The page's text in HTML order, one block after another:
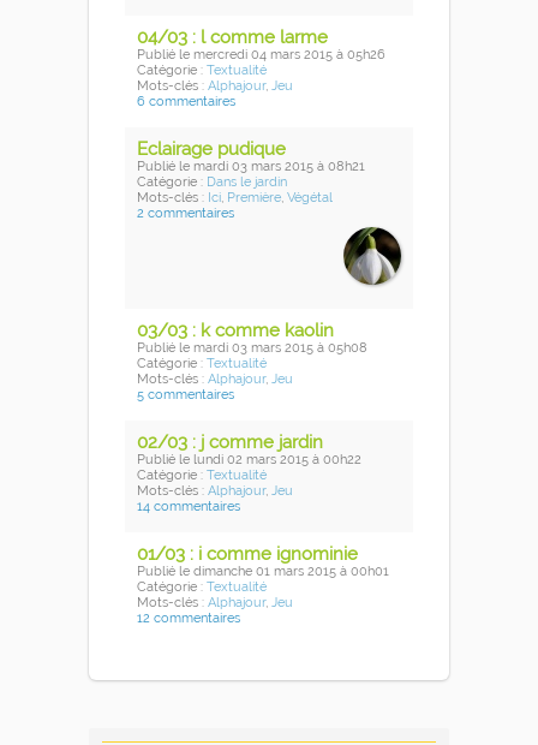
04/03 : l comme larme
Publié le mercredi 04 mars 2015 à 05h26
Catégorie : Textualité
Mots-clés : Alphajour, Jeu
6 commentaires
Eclairage pudique
Publié le mardi 03 mars 2015 à 08h21
Catégorie : Dans le jardin
Mots-clés : Ici, Première, Végétal
2 commentaires
03/03 : k comme kaolin
Publié le mardi 03 mars 2015 à 05h08
Catégorie : Textualité
Mots-clés : Alphajour, Jeu
5 commentaires
02/03 : j comme jardin
Publié le lundi 02 mars 2015 à 00h22
Catégorie : Textualité
Mots-clés : Alphajour, Jeu
14 commentaires
01/03 : i comme ignominie
Publié le dimanche 01 mars 2015 à 00h01
Catégorie : Textualité
Mots-clés : Alphajour, Jeu
12 commentaires